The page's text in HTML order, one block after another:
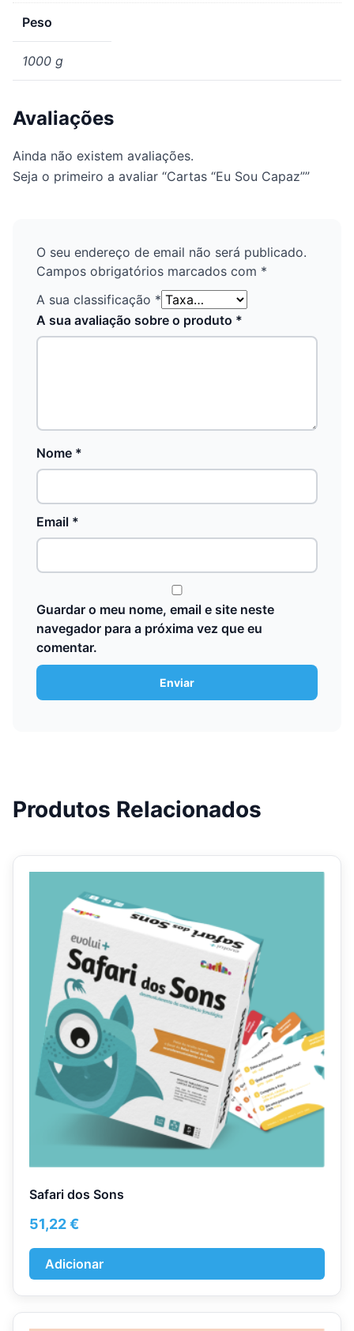
Peso
1000 g
Avaliações
Ainda não existem avaliações.
Seja o primeiro a avaliar “Cartas “Eu Sou Capaz””
O seu endereço de email não será publicado.
Campos obrigatórios marcados com *
A sua classificação *
A sua avaliação sobre o produto *
Nome *
Email *
Guardar o meu nome, email e site neste
navegador para a próxima vez que eu
comentar.
Produtos Relacionados
Safari dos Sons
51,22€
Adicionar